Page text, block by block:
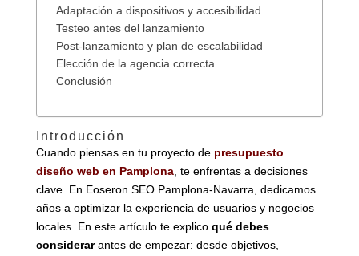
Adaptación a dispositivos y accesibilidad
Testeo antes del lanzamiento
Post-lanzamiento y plan de escalabilidad
Elección de la agencia correcta
Conclusión
Introducción
Cuando piensas en tu proyecto de presupuesto
diseño web en Pamplona, te enfrentas a decisiones
clave. En Eoseron SEO Pamplona-Navarra, dedicamos
años a optimizar la experiencia de usuarios y negocios
locales. En este artículo te explico qué debes
considerarantes de empezar: desde objetivos,